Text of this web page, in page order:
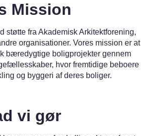
Mission
støtte fra Akademisk Arkitektforening,
organisationer. Vores mission er at
bæredygtige boligprojekter gennem
hvor fremtidige beboere
og byggeri af deres boliger.
vi gør